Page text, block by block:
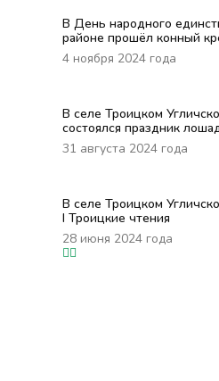
В День народного
районе прошёл конный
4 ноября 2024 года
В селе Троицком
состоялся праздник
31 августа 2024 года
В селе Троицком
I Троицкие чтения
28 июня 2024 года